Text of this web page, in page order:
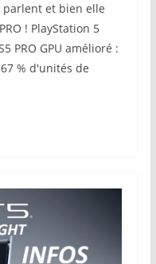
parlent et bien elle
! PlayStation 5
PRO GPU amélioré :
% d'unités de